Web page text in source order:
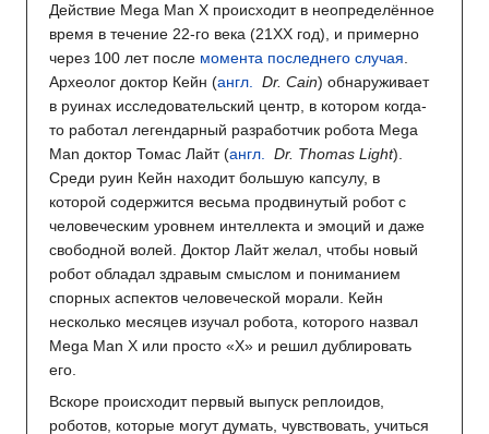
Действие Mega Man X происходит в неопределённое
время в течение 22-го века (21XX год), и примерно
через 100 лет после момента последнего случая.
Археолог доктор Кейн (англ. Dr. Cain) обнаруживает
в руинах исследовательский центр, в котором когда-
то работал легендарный разработчик робота Mega
Man доктор Томас Лайт (англ. Dr. Thomas Light).
Среди руин Кейн находит большую капсулу, в
которой содержится весьма продвинутый робот с
человеческим уровнем интеллекта и эмоций и даже
свободной волей. Доктор Лайт желал, чтобы новый
робот обладал здравым смыслом и пониманием
спорных аспектов человеческой морали. Кейн
несколько месяцев изучал робота, которого назвал
Mega Man X или просто «X» и решил дублировать
его.
Вскоре происходит первый выпуск реплоидов,
роботов, которые могут думать, чувствовать, учиться